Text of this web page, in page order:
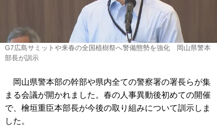
G7広島サミットや来春の全国植樹祭へ警備態勢を強化 岡山県警本
部長が訓示
岡山県警本部の幹部や県内全ての警察署の署長らが集
まる会議が開かれました。春の人事異動後初めての開催
で、檜垣重臣本部長が今後の取り組みについて訓示しま
した。